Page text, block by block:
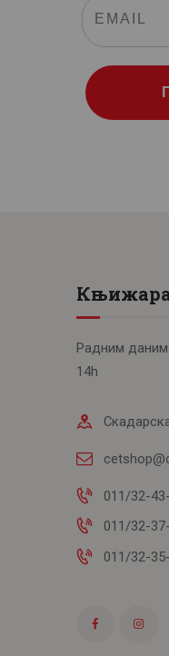
Радним
14h
011/32-
011/32-
011/32-